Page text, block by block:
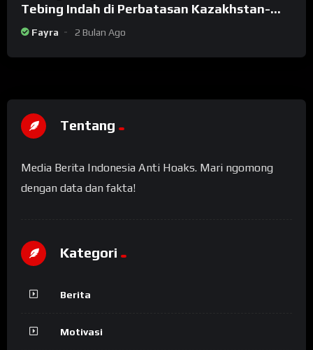
Tebing Indah di Perbatasan Kazakhstan-
China
Fayra 2 Bulan Ago
Tentang
Media Berita Indonesia Anti Hoaks. Mari ngomong
dengan data dan fakta!
Kategori
Berita
Motivasi